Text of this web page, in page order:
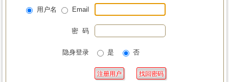
用户名 Email
密 码
隐身登录 是 否